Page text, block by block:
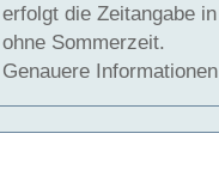
erfolgt die Zeitangabe
ohne Sommerzeit.
Genauere